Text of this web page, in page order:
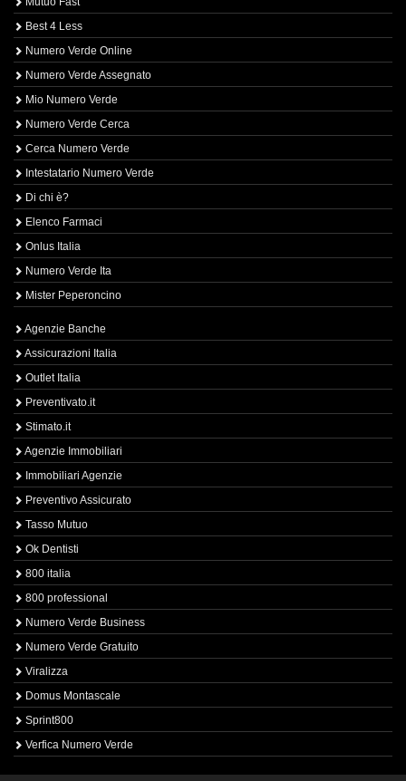
Best 4 Less
Numero Verde Online
Numero Verde Assegnato
Mio Numero Verde
Numero Verde Cerca
Cerca Numero Verde
Intestatario Numero Verde
Di chi è?
Elenco Farmaci
Onlus Italia
Numero Verde Ita
Mister Peperoncino
Agenzie Banche
Assicurazioni Italia
Outlet Italia
Preventivato.it
Stimato.it
Agenzie Immobiliari
Immobiliari Agenzie
Preventivo Assicurato
Tasso Mutuo
Ok Dentisti
800 italia
800 professional
Numero Verde Business
Numero Verde Gratuito
Viralizza
Domus Montascale
Sprint800
Verfica Numero Verde